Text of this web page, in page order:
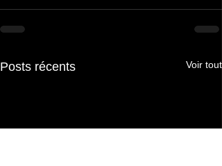
Posts récents Voir tout